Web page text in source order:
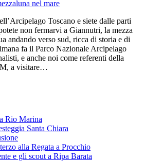
Toscano e siete dalle parti
non fermarvi a Giannutri, la mezza
andando verso sud, ricca di storia e di
fa il Parco Nazionale Arcipelago
e anche noi come referenti della
a visitare…
Rio Marina
Santa Chiara
alla Regata a Procchio
e gli scout a Ripa Barata